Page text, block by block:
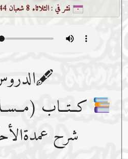
نشر في :الثلاثاء 8 شعبان 1444هـ 28-2-2023م
كــتــاب
شرح